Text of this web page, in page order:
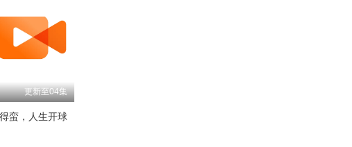
更新至04集
蛮，人生开球